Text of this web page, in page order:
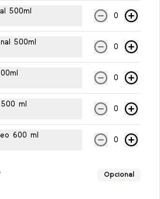
500ml 0
500ml 0
0
ml 0
600 ml 0
Opcional